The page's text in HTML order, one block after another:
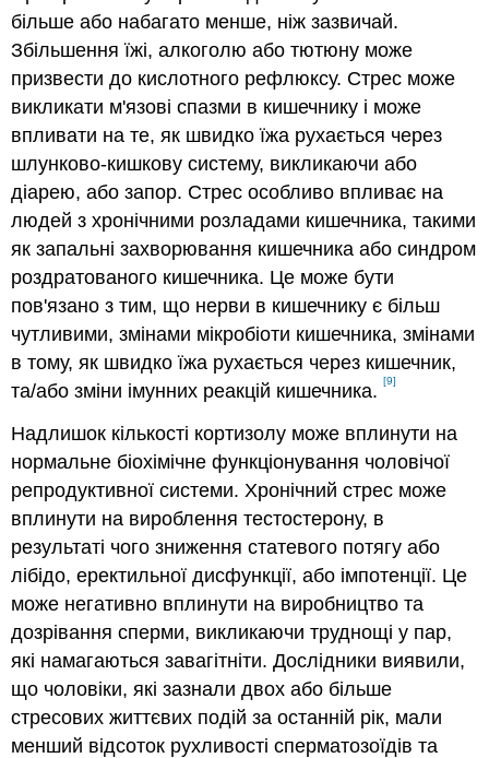
більше або набагато менше, ніж зазвичай.
Збільшення їжі, алкоголю або тютюну може
призвести до кислотного рефлюксу. Стрес може
викликати м'язові спазми в кишечнику і може
впливати на те, як швидко їжа рухається через
шлунково-кишкову систему, викликаючи або
діарею, або запор. Стрес особливо впливає на
людей з хронічними розладами кишечника, такими
як запальні захворювання кишечника або синдром
роздратованого кишечника. Це може бути
пов'язано з тим, що нерви в кишечнику є більш
чутливими, змінами мікробіоти кишечника, змінами
в тому, як швидко їжа рухається через кишечник,
та/або зміни імунних реакцій кишечника.[9]
Надлишок кількості кортизолу може вплинути на
нормальне біохімічне функціонування чоловічої
репродуктивної системи. Хронічний стрес може
вплинути на вироблення тестостерону, в
результаті чого зниження статевого потягу або
лібідо, еректильної дисфункції, або імпотенції. Це
може негативно вплинути на виробництво та
дозрівання сперми, викликаючи труднощі у пар,
які намагаються завагітніти. Дослідники виявили,
що чоловіки, які зазнали двох або більше
стресових життєвих подій за останній рік, мали
менший відсоток рухливості сперматозоїдів та